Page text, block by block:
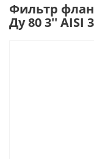
Фильтр
Ду 80 3'' AISI